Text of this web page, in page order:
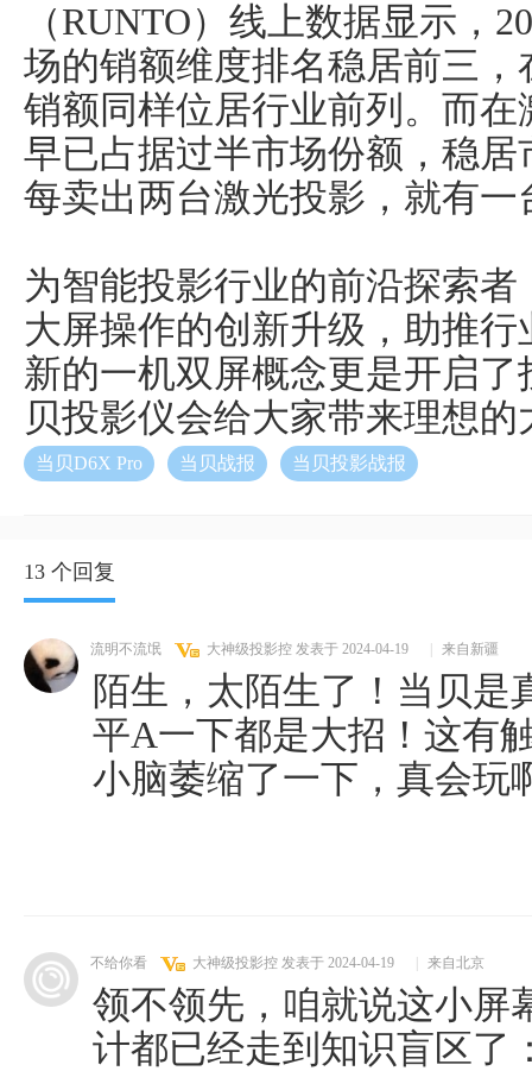
（RUNTO）线上数据显示，
场的销额维度排名稳居前三
销额同样位居行业前列。而
早已占据过半市场份额，稳
每卖出两台激光投影，就有一
为智能投影行业的前沿探索
大屏操作的创新升级，助推
新的一机双屏概念更是开启
贝投影仪会给大家带来理想
当贝D6X Pro 当贝战报 当贝投影战报
13 个回复
流明不流氓 大神级投影控 发表于 2024-04-19 来自新疆
陌生，太陌生了！当贝是
平A一下都是大招！这有
小脑萎缩了一下，真会玩
不给你看 大神级投影控 发表于 2024-04-19 来自北京
领不领先，咱就说这小屏
计都已经走到知识盲区了